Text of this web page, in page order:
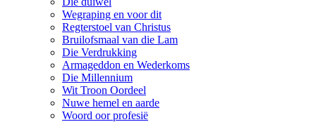
Wegraping en voor dit
Regterstoel van Christus
Bruilofsmaal van die Lam
Die Verdrukking
Armageddon en Wederkoms
Die Millennium
Wit Troon Oordeel
Nuwe hemel en aarde
Woord oor profesië